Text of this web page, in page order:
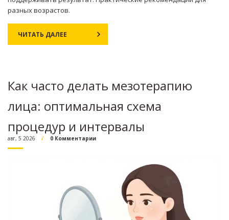
разных возрастов.
ЧИТАТЬ ДАЛЕЕ
Как часто делать мезотерапию
лица: оптимальная схема
процедур и интервалы
авг, 5 2026 0 Комментарии